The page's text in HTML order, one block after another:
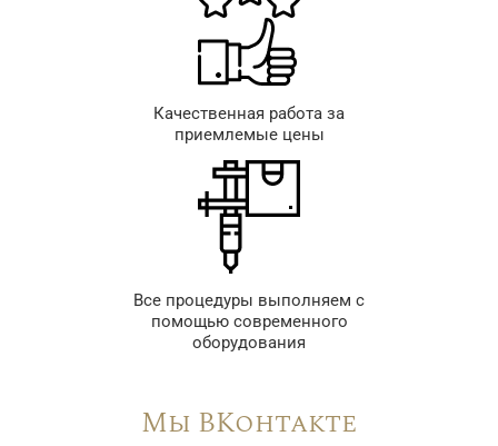
Качественная работа за
приемлемые цены
Все процедуры выполняем с
помощью современного
оборудования
Мы ВКонтакте